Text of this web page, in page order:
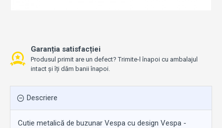
Garanția satisfacției
Produsul primit are un defect? Trimite-l înapoi cu ambalajul
intact și îți dăm banii înapoi.
Descriere
Cutie metalică de buzunar Vespa cu design Vespa -